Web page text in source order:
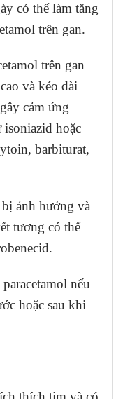
có thể làm tăng
trên gan.
trên gan
và kéo dài
cảm ứng
isoniazid hoặc
barbiturat,
ảnh hưởng và
tương có thể
nếu
hoặc sau khi